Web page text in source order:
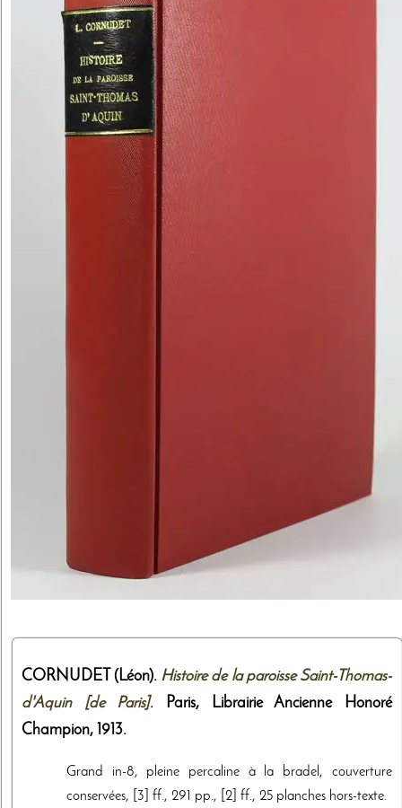
CORNUDET (Léon). Histoire de la paroisse Saint-Thomas-
d'Aquin [de Paris]. Paris,
Librairie Ancienne Honoré
Champion, 1913.
Grand in-8, pleine percaline à la bradel, couverture
conservées, [3] ff., 291 pp., [2] ff., 25 planches hors-texte.